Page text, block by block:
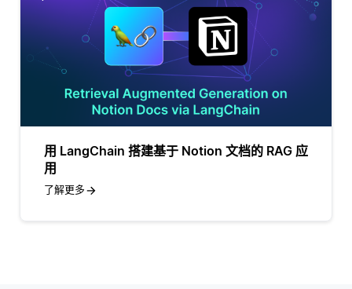
用 LangChain 搭建基于 Notion 文档的 RAG 应
用
了解更多